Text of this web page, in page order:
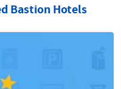
Bastion Hotels